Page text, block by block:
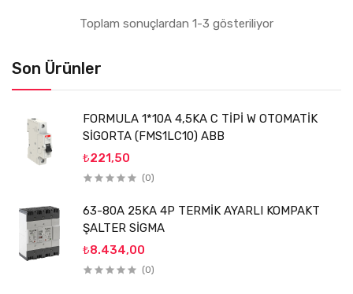
Son Ürünler
FORMULA 1*10A 4,5KA C TİPİ W OTOMATİK
SİGORTA (FMS1LC10) ABB
₺221,50
(0)
63-80A 25KA 4P TERMİK AYARLI KOMPAKT
ŞALTER SİGMA
₺8.434,00
(0)
Toplam sonuçlardan 1-3 gösteriliyor